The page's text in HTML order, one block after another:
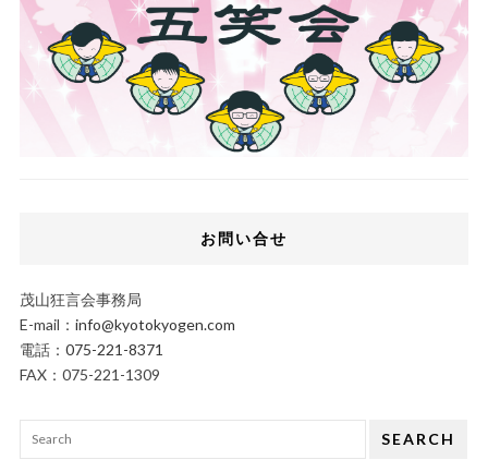
お問い合せ
茂山狂言会事務局
E-mail： info@kyotokyogen.com
電話： 075-221-8371
FAX：075-221-1309
SEARCH